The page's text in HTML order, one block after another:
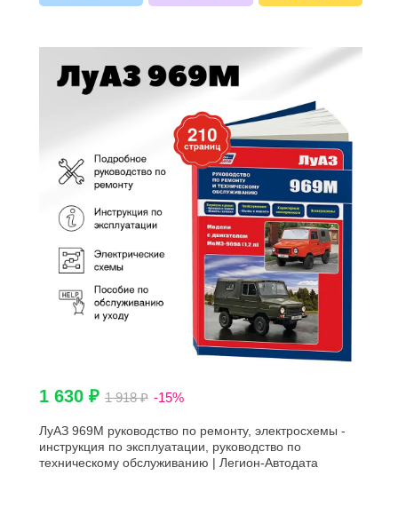
1 630 ₽ 1 918 ₽ -15%
ЛуАЗ 969М руководство по ремонту, электросхемы -
инструкция по эксплуатации, руководство по
техническому обслуживанию | Легион-Автодата